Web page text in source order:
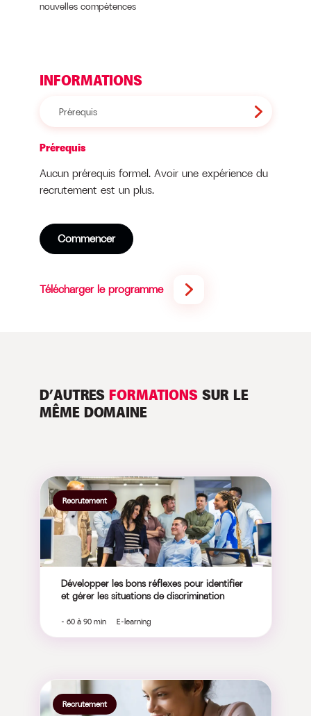
nouvelles compétences
INFORMATIONS
Prérequis
Prérequis
Aucun prérequis formel. Avoir une expérience du
recrutement est un plus.
Commencer
Télécharger le programme
D’AUTRES FORMATIONSSUR LE
MÊME DOMAINE
Recrutement
Développer les bons réflexes pour identifier
et gérer les situations de discrimination
- 60 à 90 min E-learning
Recrutement